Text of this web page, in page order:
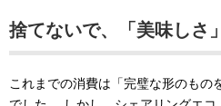
捨てないで、「美味しさ
これまでの消費は「完璧な形のもの